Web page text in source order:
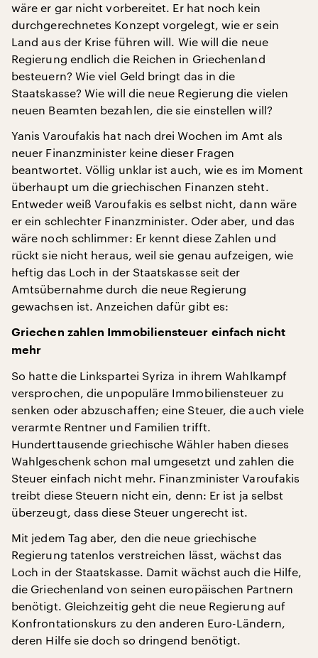
wäre er gar nicht vorbereitet. Er hat noch kein
durchgerechnetes Konzept vorgelegt, wie er sein
Land aus der Krise führen will. Wie will die neue
Regierung endlich die Reichen in Griechenland
besteuern? Wie viel Geld bringt das in die
Staatskasse? Wie will die neue Regierung die vielen
neuen Beamten bezahlen, die sie einstellen will?
Yanis Varoufakis hat nach drei Wochen im Amt als
neuer Finanzminister keine dieser Fragen
beantwortet. Völlig unklar ist auch, wie es im Moment
überhaupt um die griechischen Finanzen steht.
Entweder weiß Varoufakis es selbst nicht, dann wäre
er ein schlechter Finanzminister. Oder aber, und das
wäre noch schlimmer: Er kennt diese Zahlen und
rückt sie nicht heraus, weil sie genau aufzeigen, wie
heftig das Loch in der Staatskasse seit der
Amtsübernahme durch die neue Regierung
gewachsen ist. Anzeichen dafür gibt es:
Griechen zahlen Immobiliensteuer einfach nicht
mehr
So hatte die Linkspartei Syriza in ihrem Wahlkampf
versprochen, die unpopuläre Immobiliensteuer zu
senken oder abzuschaffen; eine Steuer, die auch viele
verarmte Rentner und Familien trifft.
Hunderttausende griechische Wähler haben dieses
Wahlgeschenk schon mal umgesetzt und zahlen die
Steuer einfach nicht mehr. Finanzminister Varoufakis
treibt diese Steuern nicht ein, denn: Er ist ja selbst
überzeugt, dass diese Steuer ungerecht ist.
Mit jedem Tag aber, den die neue griechische
Regierung tatenlos verstreichen lässt, wächst das
Loch in der Staatskasse. Damit wächst auch die Hilfe,
die Griechenland von seinen europäischen Partnern
benötigt. Gleichzeitig geht die neue Regierung auf
Konfrontationskurs zu den anderen Euro-Ländern,
deren Hilfe sie doch so dringend benötigt.